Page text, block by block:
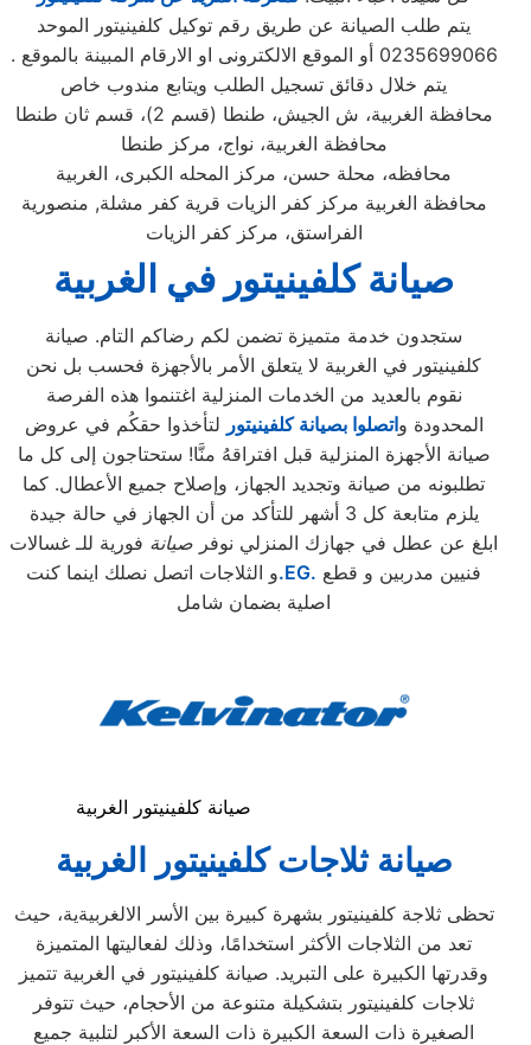
يتم طلب الصيانة عن طريق رقم توكيل كلفينيتور الموحد
0235699066 أو الموقع الالكترونى او الارقام المبينة بالموقع .
يتم خلال دقائق تسجيل الطلب ويتابع مندوب خاص
محافظة الغربية، ش الجيش، طنطا (قسم 2)، قسم ثان طنطا
محافظة الغربية، نواج، مركز طنطا
محافظه، محلة حسن، مركز المحله الكبرى، الغربية
محافظة الغربية مركز كفر الزيات قرية كفر مشلة, منصورية
الفراستق، مركز كفر الزيات
صيانة كلفينيتور في الغربية
ستجدون خدمة متميزة تضمن لكم رضاكم التام. صيانة
كلفينيتور في الغربية لا يتعلق الأمر بالأجهزة فحسب بل نحن
نقوم بالعديد من الخدمات المنزلية اغتنموا هذه الفرصة
المحدودة واتصلوا بصيانة كلفينيتور لتأخذوا حقكُم في عروض
صيانة الأجهزة المنزلية قبل افتراقهُ منَّا! ستحتاجون إلى كل ما
تطلبونه من صيانة وتجديد الجهاز، وإصلاح جميع الأعطال. كما
يلزم متابعة كل 3 أشهر للتأكد من أن الجهاز في حالة جيدة
ابلغ عن عطل في جهازك المنزلي نوفر صيانة فورية للـ غسالات
و الثلاجات اتصل نصلك اينما كنت.EG.
اصلية بضمان شامل
صيانة كلفينيتور الغربية
صيانة ثلاجات كلفينيتور الغربية
تحظى ثلاجة كلفينيتور بشهرة كبيرة بين الأسر الالغربيةية، حيث
تعد من الثلاجات الأكثر استخدامًا، وذلك لفعاليتها المتميزة
وقدرتها الكبيرة على التبريد. صيانة كلفينيتور في الغربية تتميز
ثلاجات كلفينيتور بتشكيلة متنوعة من الأحجام، حيث تتوفر
الصغيرة ذات السعة الكبيرة ذات السعة الأكبر لتلبية جميع